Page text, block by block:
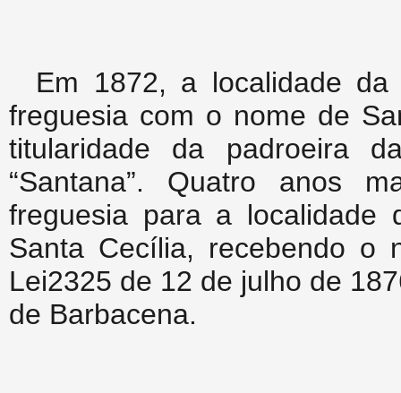
Em 1872, a localidade
freguesia com o nome de
titularidade da padroeira
“Santana”. Quatro anos
freguesia para a localidade
Santa Cecília, recebendo o
Lei2325 de 12 de julho de
de Barbacena.